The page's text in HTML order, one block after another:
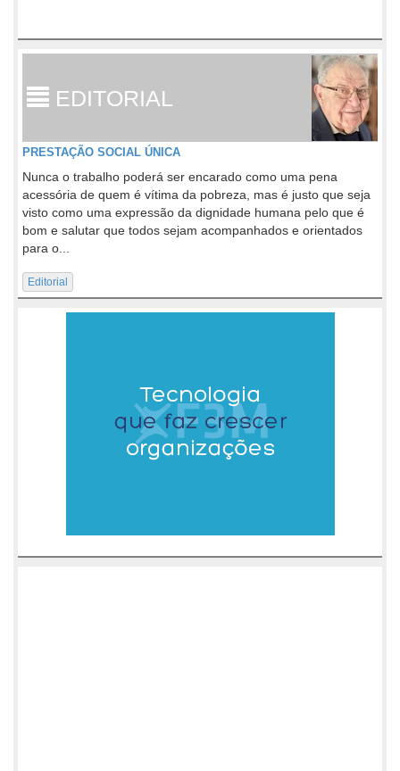
EDITORIAL
PRESTAÇÃO SOCIAL ÚNICA
Nunca o trabalho poderá ser encarado como uma pena
acessória de quem é vítima da pobreza, mas é justo que seja
visto como uma expressão da dignidade humana pelo que é
bom e salutar que todos sejam acompanhados e orientados
para o...
Editorial